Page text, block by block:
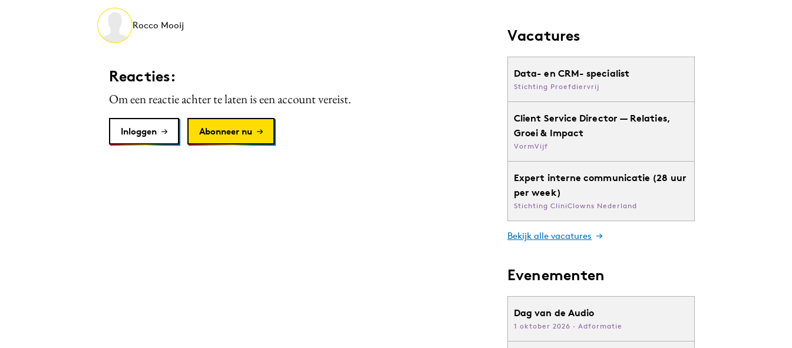
Rocco Mooij
Reacties:
Om een reactie achter te laten is een account vereist.
Inloggen Abonneer nu
Vacatures
Data- en CRM- specialist
Stichting Proefdiervrij
Client Service Director — Relaties,
Groei & Impact
VormVijf
Expert interne communicatie (28 uur
per week)
Stichting CliniClowns Nederland
Bekijk alle vacatures
Evenementen
Dag van de Audio
1 oktober 2026 · Adformatie